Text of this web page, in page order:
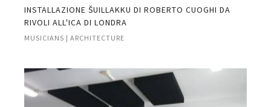
INSTALLAZIONE ŠUILLAKKU DI ROBERTO CUOGHI DA
RIVOLI ALL'ICA DI LONDRA
MUSICIANS | ARCHITECTURE